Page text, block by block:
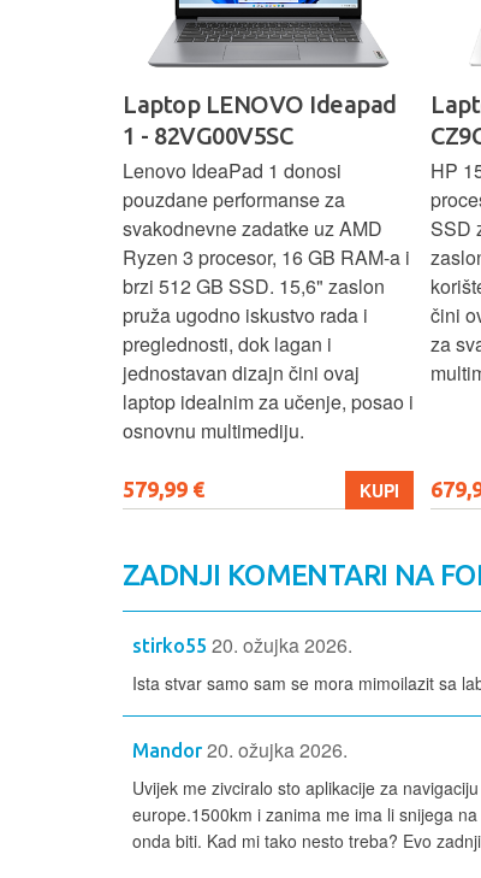
Laptop LENOVO Ideapad
1 - 82VG00V5SC
Lenovo IdeaPad 1 donosi
pouzdane performanse za
svakodnevne zadatke uz AMD
Ryzen 3 procesor, 16 GB RAM-a i
brzi 512 GB SSD. 15,6" zaslon
pruža ugodno iskustvo rada i
preglednosti, dok lagan i
jednostavan dizajn čini ovaj
laptop idealnim za učenje, posao i
osnovnu multimediju.
579,99 € KUPI
HP
SSD
čini
za
ZADNJI KOMENTARI NA
stirko55 20. ožujka 2026.
Ista stvar samo sam se mora mimoilazit sa
Mandor 20. ožujka 2026.
Uvijek me zivciralo sto aplikacije za
europe.1500km i zanima me ima li snijega
onda biti. Kad mi tako nesto treba? Evo